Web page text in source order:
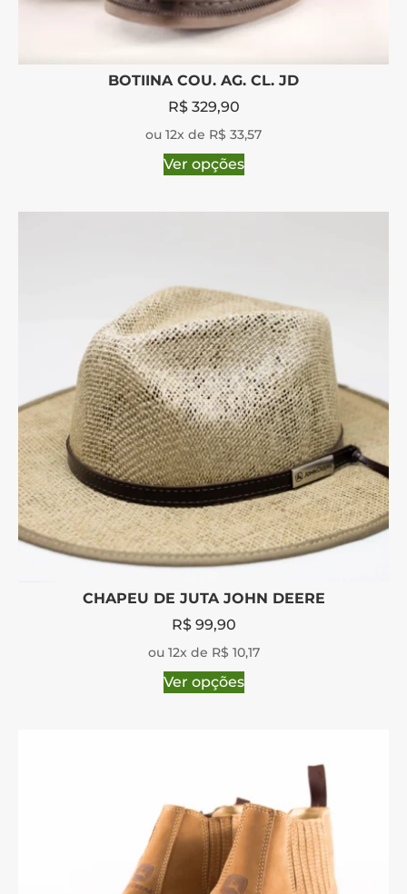
BOTIINA COU. AG. CL. JD
R$329,90
ou 12x de R$ 33,57
Ver opções
CHAPEU DE JUTA JOHN DEERE
R$99,90
ou 12x de R$ 10,17
Ver opções